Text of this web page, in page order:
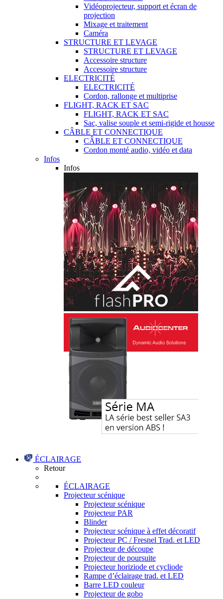
Vidéoprojecteur, support et écran de
projection
Mixage et traitement
Caméra
STRUCTURE ET LEVAGE
STRUCTURE ET LEVAGE
Accessoire structure
Accessoire structure
ELECTRICITÉ
ELECTRICITÉ
Cordon, rallonge et multiprise
FLIGHT, RACK ET SAC
FLIGHT, RACK ET SAC
Sac, valise souple et semi-rigide et housse
CÂBLE ET CONNECTIQUE
CÂBLE ET CONNECTIQUE
Cordon monté audio, vidéo et data
Infos
Infos
ÉCLAIRAGE
Retour
ÉCLAIRAGE
Projecteur scénique
Projecteur scénique
Projecteur PAR
Blinder
Projecteur scénique à effet décoratif
Projecteur PC / Fresnel Trad. et LED
Projecteur de découpe
Projecteur de poursuite
Projecteur horiziode et cycliode
Rampe d’éclairage trad. et LED
Barre LED couleur
Projecteur de gobo